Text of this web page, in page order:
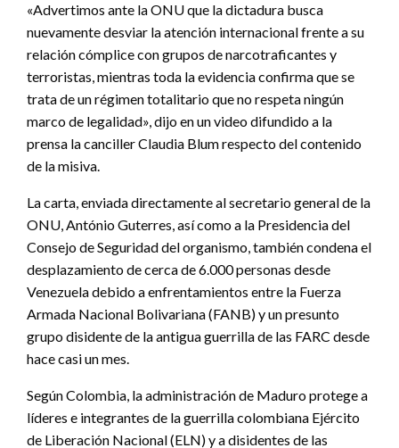
«Advertimos ante la ONU que la dictadura busca
nuevamente desviar la atención internacional frente a su
relación cómplice con grupos de narcotraficantes y
terroristas, mientras toda la evidencia confirma que se
trata de un régimen totalitario que no respeta ningún
marco de legalidad», dijo en un video difundido a la
prensa la canciller Claudia Blum respecto del contenido
de la misiva.
La carta, enviada directamente al secretario general de la
ONU, António Guterres, así como a la Presidencia del
Consejo de Seguridad del organismo, también condena el
desplazamiento de cerca de 6.000 personas desde
Venezuela debido a enfrentamientos entre la Fuerza
Armada Nacional Bolivariana (FANB) y un presunto
grupo disidente de la antigua guerrilla de las FARC desde
hace casi un mes.
Según Colombia, la administración de Maduro protege a
líderes e integrantes de la guerrilla colombiana Ejército
de Liberación Nacional (ELN) y a disidentes de las